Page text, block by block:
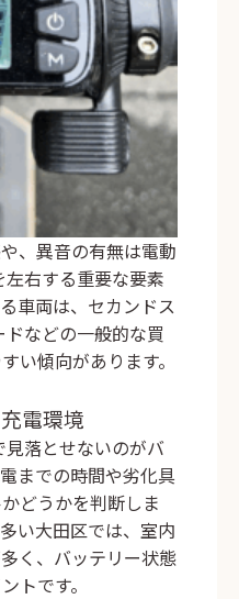
、異音の有無は電動
右する重要な要素
車両は、セカンドス
などの一般的な買
い傾向があります。
電環境
落とせないのがバ
までの時間や劣化具
どうかを判断しま
い大田区では、室内
く、バッテリー状態
トです。